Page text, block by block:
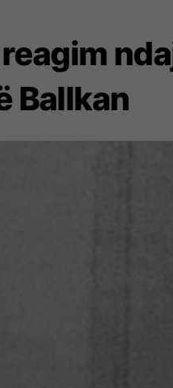
Ballkan